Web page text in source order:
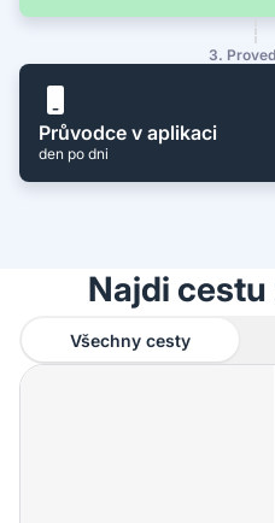
3.
Průvodce v aplikaci
den po dni
Najdi cestu
Všechny cesty